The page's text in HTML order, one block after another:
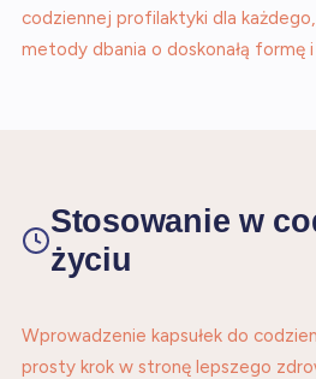
codziennej profilaktyki dla
metody dbania o doskonałą formę i
Stosowanie w
życiu
Wprowadzenie kapsułek do
prosty krok w stronę lepszego